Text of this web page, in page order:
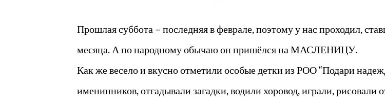
Прошлая суббота – последняя в феврале, поэтому у нас проходил,
месяца. А по народному обычаю он пришёлся на МАСЛЕНИЦУ.
Как же весело и вкусно отметили особые детки из РОО “Подари
именинников, отгадывали загадки, водили хоровод, играли,